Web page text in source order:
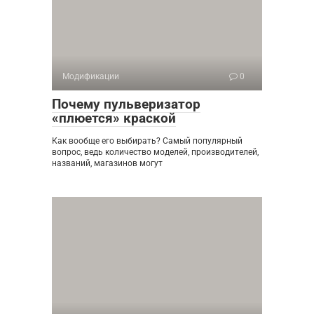
Модификации 0
Почему пульверизатор
«плюется» краской
Как вообще его выбирать? Самый популярный
вопрос, ведь количество моделей, производителей,
названий, магазинов могут